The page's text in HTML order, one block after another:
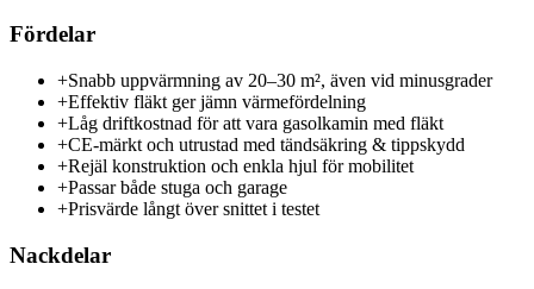
Fördelar
+Snabb uppvärmning av 20–30 m², även vid minusgrader
+Effektiv fläkt ger jämn värmefördelning
+Låg driftkostnad för att vara gasolkamin med fläkt
+CE-märkt och utrustad med tändsäkring & tippskydd
+Rejäl konstruktion och enkla hjul för mobilitet
+Passar både stuga och garage
+Prisvärde långt över snittet i testet
Nackdelar